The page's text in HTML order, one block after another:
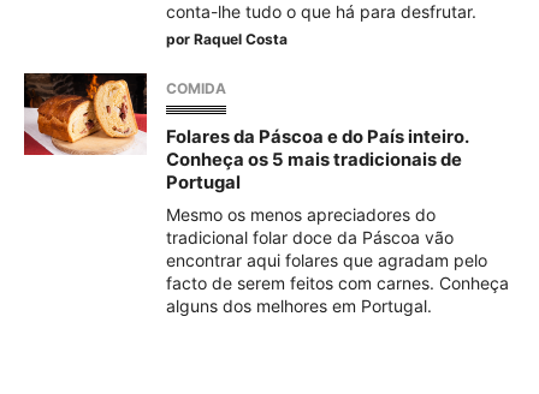
conta-lhe tudo o que há para desfrutar.
por Raquel Costa
COMIDA
Folares da Páscoa e do País inteiro.
Conheça os 5 mais tradicionais de
Portugal
Mesmo os menos apreciadores do
tradicional folar doce da Páscoa vão
encontrar aqui folares que agradam pelo
facto de serem feitos com carnes. Conheça
alguns dos melhores em Portugal.